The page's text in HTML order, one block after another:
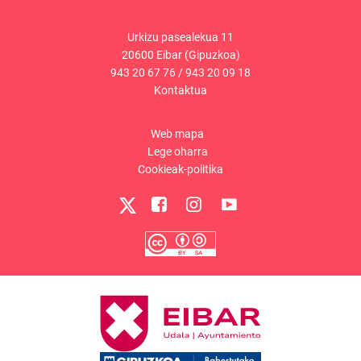
Urkizu pasealekua 11
20600 Eibar (Gipuzkoa)
943 20 67 76 /943 20 09 18
Kontaktua
Web mapa
Lege oharra
Cookieak-politika